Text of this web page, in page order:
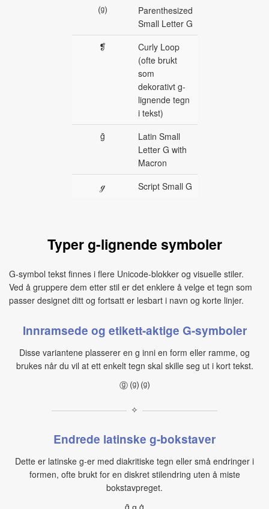
⒢
Parenthesized
Small Letter G
❡
Curly Loop
(ofte brukt
som
dekorativt g-
lignende tegn
i tekst)
ḡ
Latin Small
Letter G with
Macron
ℊ
Script Small G
Typer g-lignende symboler
G-symbol tekst finnes i flere Unicode-blokker og visuelle stiler.
Ved å gruppere dem etter stil er det enklere å velge et tegn som
passer designet ditt og fortsatt er lesbart i navn og korte linjer.
Innramsede og etikett-aktige G-symboler
Disse variantene plasserer en g inni en form eller ramme, og
brukes når du vil at ett enkelt tegn skal skille seg ut i kort tekst.
ⓖ ⒢ ⒢
✧
Endrede latinske g-bokstaver
Dette er latinske g-er med diakritiske tegn eller små endringer i
formen, ofte brukt for en diskret stilendring uten å miste
bokstavpreget.
ḡ ǥ ġ